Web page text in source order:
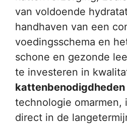
van voldoende
handhaven van een
voedingsschema en
schone en gezonde
te investeren in
kattenbenodigdheden
technologie omarmen,
direct in de